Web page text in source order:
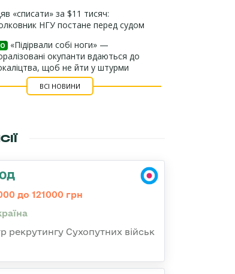
«списати» за $11 тисяч:
НГУ постане перед судом
«Підірвали собі ноги» —
окупанти вдаються до
щоб не йти у штурми
ВСІ НОВИНИ
до 121000 грн
рекрутингу Сухопутних військ